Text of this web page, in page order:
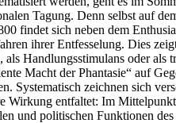
Tagung. Denn selbst auf
findet sich neben dem
ihrer Entfesselung. Dies
Handlungsstimulans oder als
Macht der Phantasie“ auf
Systematisch zeichnen sich
Wirkung entfaltet: Im
und politischen Funktionen